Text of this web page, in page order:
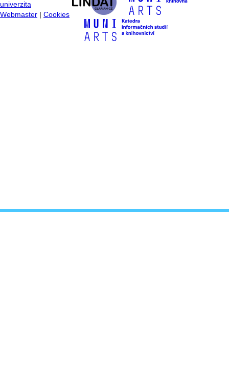
univerzita
Webmaster
Cookies